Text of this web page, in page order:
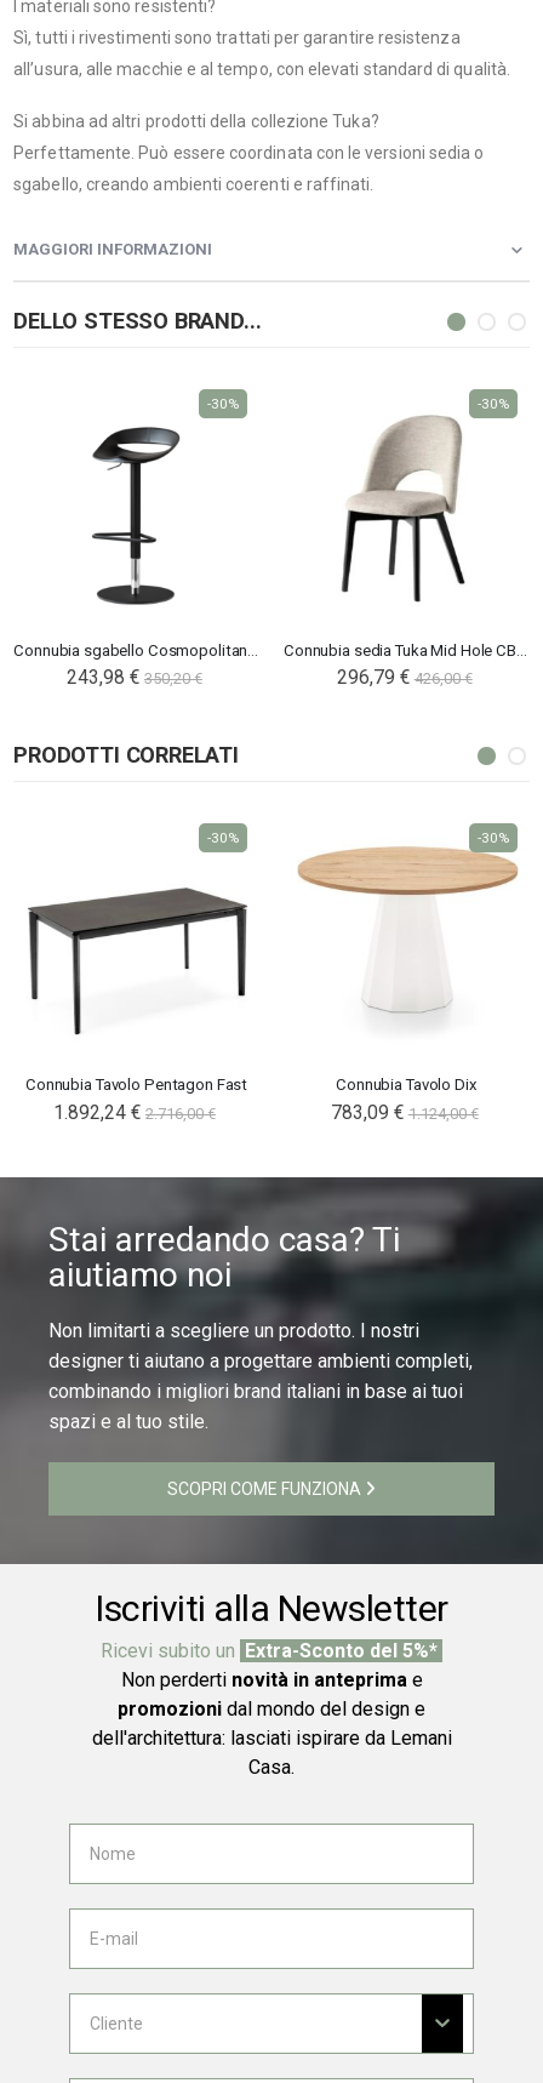
I materiali sono resistenti?
Sì, tutti i rivestimenti sono trattati per garantire resistenza
all’usura, alle macchie e al tempo, con elevati standard di qualità.
Si abbina ad altri prodotti della collezione Tuka?
Perfettamente. Può essere coordinata con le versioni sedia o
sgabello, creando ambienti coerenti e raffinati.
MAGGIORI INFORMAZIONI
DELLO STESSO BRAND...
Connubia sgabello Cosmopolitan CB2327
243,98 € 350,20 €
-30%
Connubia sedia Tuka Mid Hole CB2307
296,79 € 426,00 €
-30%
PRODOTTI CORRELATI
Connubia Tavolo Pentagon Fast
1.892,24 € 2.716,00 €
-30%
Connubia Tavolo Dix
783,09 € 1.124,00 €
-30%
Stai arredando casa? Ti
aiutiamo noi
Non limitarti a scegliere un prodotto. I nostri
designer ti aiutano a progettare ambienti completi,
combinando i migliori brand italiani in base ai tuoi
spazi e al tuo stile.
SCOPRI COME FUNZIONA
Iscriviti alla Newsletter
Ricevi subito un Extra-Sconto del 5%*
Non perderti novità in anteprimae
promozioni dal mondo del design e
dell'architettura: lasciati ispirare da Lemani
Casa.